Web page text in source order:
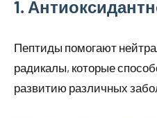
1.
Пептиды помогают
радикалы, которые
развитию различных